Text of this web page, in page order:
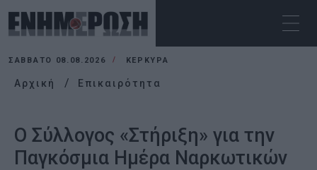
ΣΆΒΒΑΤΟ 08.08.2026 ΚΕΡΚΥΡΑ
Αρχική Επικαιρότητα
Ο Σύλλογος «Στήριξη» για την
Παγκόσμια Ημέρα Ναρκωτικών